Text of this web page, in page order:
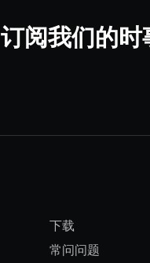
订阅我们的时
下载
常问问题